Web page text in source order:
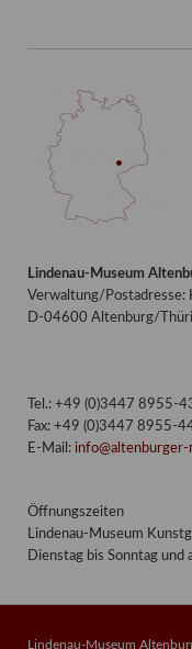
Lindenau-Museum
Verwaltung/Postadresse:
D-04600 Altenburg/
Tel.: +49 (0)3447 8955-
Fax: +49 (0)3447 8955-
E-Mail: info@altenburger-
Öffnungszeiten
Lindenau-Museum
Dienstag bis Sonntag
Lindenau-Museum